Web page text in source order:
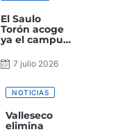
El Saulo
Torón acoge
ya el campus
bebeteca y el
proyecto
Gáldar’
7 julio 2026
NOTICIAS
Valleseco
elimina